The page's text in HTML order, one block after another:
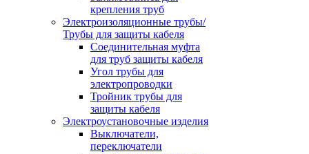
крепления труб
Электроизоляционные трубы/
Трубы для защиты кабеля
Соединительная муфта
для труб защиты кабеля
Угол трубы для
электропроводки
Тройник трубы для
защиты кабеля
Электроустановочные изделия
Выключатели,
переключатели